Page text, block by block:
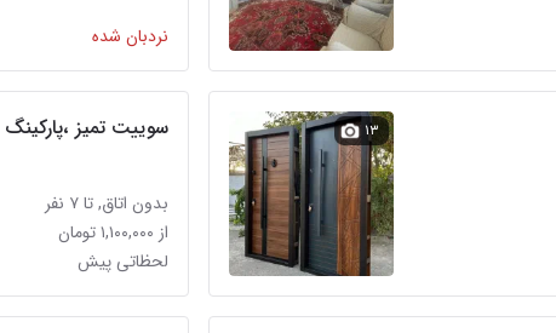
نردبان شده
۱۳ سوییت تمیز ،پارکینگ
بدون اتاق, تا ۷ نفر
از ۱,۱۰۰,۰۰۰ تومان
لحظاتی پیش